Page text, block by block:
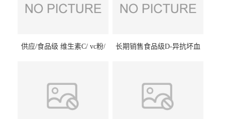
供应/食品级 维生素C/ vc粉/
长期销售食品级D-异抗坏血